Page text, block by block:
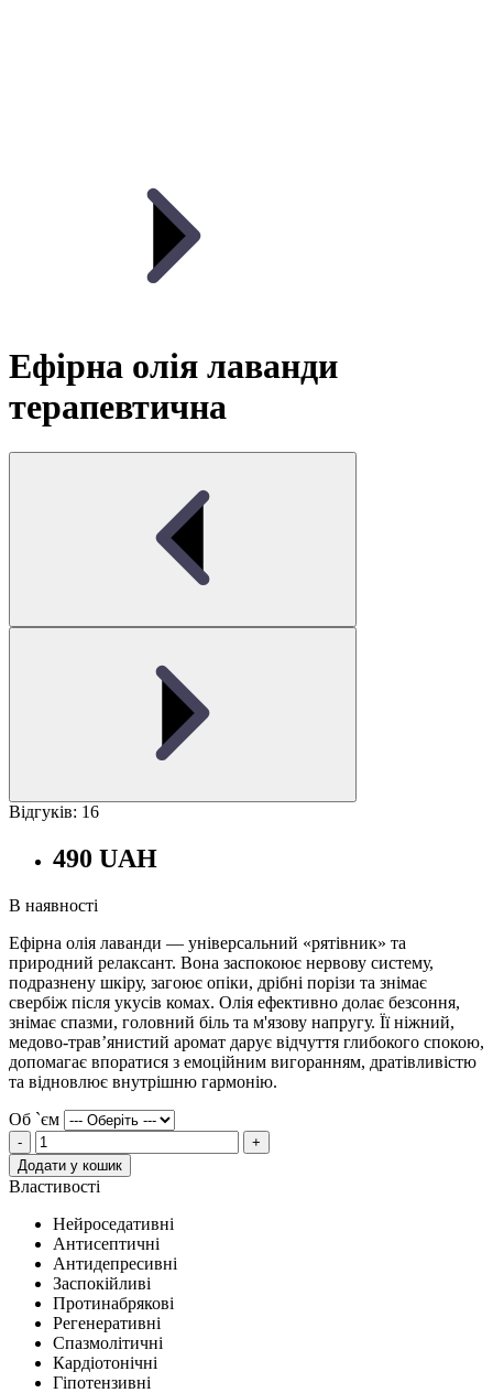
Ефірна олія лаванди
терапевтична
Відгуків: 16
490 UAH
В наявності
Ефірна олія лаванди — універсальний «рятівник» та
природний релаксант. Вона заспокоює нервову систему,
подразнену шкіру, загоює опіки, дрібні порізи та знімає
свербіж після укусів комах. Олія ефективно долає безсоння,
знімає спазми, головний біль та м'язову напругу. Її ніжний,
медово-трав’янистий аромат дарує відчуття глибокого спокою,
допомагає впоратися з емоційним вигоранням, дратівливістю
та відновлює внутрішню гармонію.
Об `єм
-
+
Додати у кошик
Властивості
Нейроседативні
Антисептичні
Антидепресивні
Заспокійливі
Протинабрякові
Регенеративні
Спазмолітичні
Кардіотонічні
Гіпотензивні